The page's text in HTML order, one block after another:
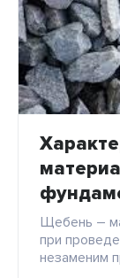
Щебень –
при
незаменим